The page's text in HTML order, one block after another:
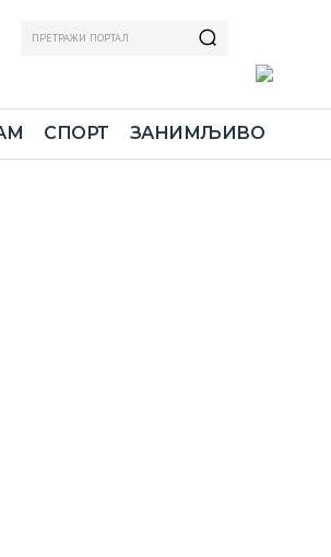
ПРЕТРАЖИ ПОРТАЛ
СПОРТ ЗАНИМЉИВО